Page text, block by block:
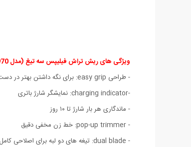
ویژگی های ریش تراش فیلیپس سه تیغ (مدل 6970):
- طراحی easy grip: برای نگه داشتن بهتر در دست
-charging indicator: نمایشگر شارژ باتری
- ماندگاری هر بار شارژ تا ۱۰ روز
- pop-up trimmer: خط زن مخفی دقیق
- dual blade: تیغه های دو لبه برای اصلاحی کامل و تمیز